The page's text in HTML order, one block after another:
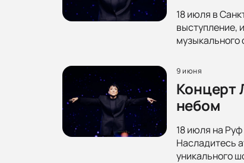
18 июля в
выступление,
музыкального
9 июня
Концерт
небом
18 июля на
Насладитесь
уникального